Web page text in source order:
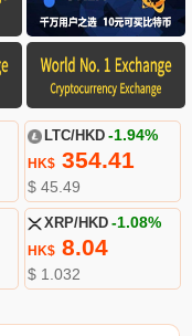
LTC/HKD -1.94%
HK$354.41
$ 45.49
XRP/HKD -1.08%
HK$8.04
$ 1.032